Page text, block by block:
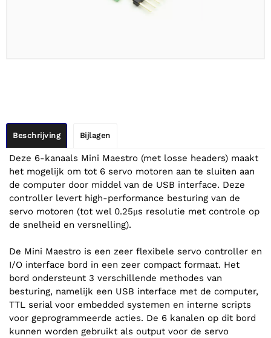
Beschrijving Bijlagen
Deze 6-kanaals Mini Maestro (met losse headers) maakt
het mogelijk om tot 6 servo motoren aan te sluiten aan
de computer door middel van de USB interface. Deze
controller levert high-performance besturing van de
servo motoren (tot wel 0.25μs resolutie met controle op
de snelheid en versnelling).
De Mini Maestro is een zeer flexibele servo controller en
I/O interface bord in een zeer compact formaat. Het
bord ondersteunt 3 verschillende methodes van
besturing, namelijk een USB interface met de computer,
TTL serial voor embedded systemen en interne scripts
voor geprogrammeerde acties. De 6 kanalen op dit bord
kunnen worden gebruikt als output voor de servo